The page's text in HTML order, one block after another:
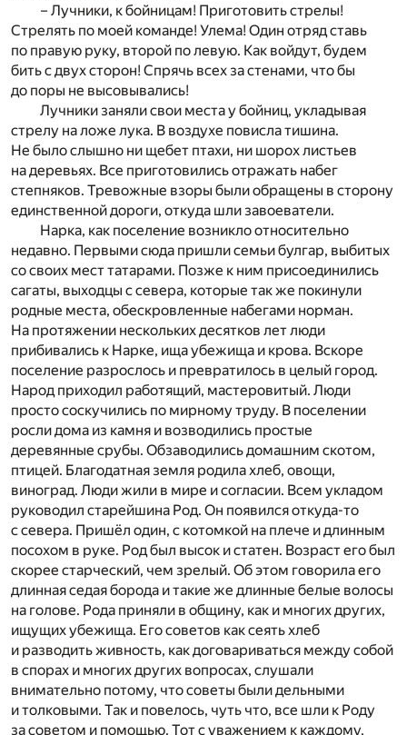
– Лучники, к бойницам! Приготовить стрелы!
Стрелять по моей команде! Улема! Один отряд ставь
по правую руку, второй по левую. Как войдут, будем
бить с двух сторон! Спрячь всех за стенами, что бы
до поры не высовывались!
Лучники заняли свои места у бойниц, укладывая
стрелу на ложе лука. В воздухе повисла тишина.
Не было слышно ни щебет птахи, ни шорох листьев
на деревьях. Все приготовились отражать набег
степняков. Тревожные взоры были обращены в сторону
единственной дороги, откуда шли завоеватели.
Нарка, как поселение возникло относительно
недавно. Первыми сюда пришли семьи булгар, выбитых
со своих мест татарами. Позже к ним присоединились
сагаты, выходцы с севера, которые так же покинули
родные места, обескровленные набегами норман.
На протяжении нескольких десятков лет люди
прибивались к Нарке, ища убежища и крова. Вскоре
поселение разрослось и превратилось в целый город.
Народ приходил работящий, мастеровитый. Люди
просто соскучились по мирному труду. В поселении
росли дома из камня и возводились простые
деревянные срубы. Обзаводились домашним скотом,
птицей. Благодатная земля родила хлеб, овощи,
виноград. Люди жили в мире и согласии. Всем укладом
руководил старейшина Род. Он появился откуда-то
с севера. Пришёл один, с котомкой на плече и длинным
посохом в руке. Род был высок и статен. Возраст его был
скорее старческий, чем зрелый. Об этом говорила его
длинная седая борода и такие же длинные белые волосы
на голове. Рода приняли в общину, как и многих других,
ищущих убежища. Его советов как сеять хлеб
и разводить живность, как договариваться между собой
в спорах и многих других вопросах, слушали
внимательно потому, что советы были дельными
и толковыми. Так и повелось, чуть что, все шли к Роду
за советом и помощью. Тот с уважением к каждому,